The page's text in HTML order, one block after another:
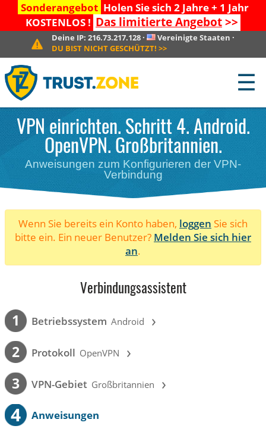
Sonderangebot Holen Sie sich 2 Jahre + 1 Jahr
KOSTENLOS ! Das limitierte Angebot>>
Deine IP: 216.73.217.128· Vereinigte Staaten ·
DU BIST NICHT GESCHÜTZT! >>
☰
VPN einrichten. Schritt 4. Android.
OpenVPN. Großbritannien.
Anweisungen zum Konfigurieren der VPN-
Verbindung
Wenn Sie bereits ein Konto haben, loggen Sie sich
bitte ein. Ein neuer Benutzer? Melden Sie sich hier
an.
Verbindungsassistent
1 Betriebssystem Android ›
2 Protokoll OpenVPN ›
3 VPN-Gebiet Großbritannien ›
4 Anweisungen